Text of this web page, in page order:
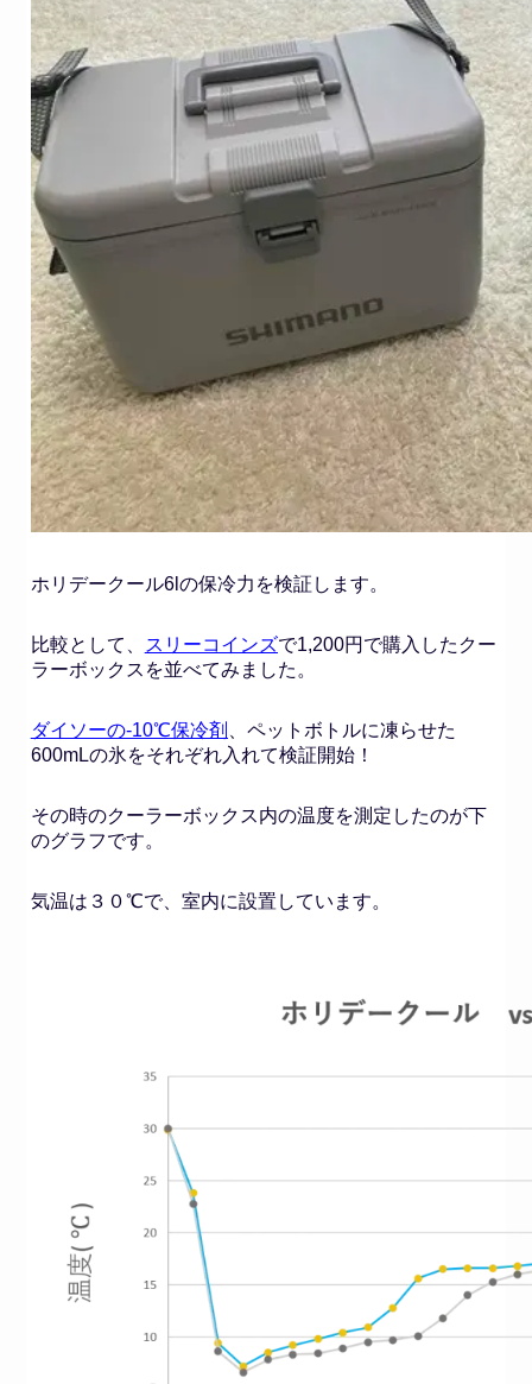
ホリデークール6lの保冷力を検証します。
比較として、 スリーコインズで1,200円で購入したクー
ラーボックスを並べてみました。
ダイソーの-10℃保冷剤
、ペットボトルに凍らせた
600mLの氷をそれぞれ入れて検証開始！
その時のクーラーボックス内の温度を測定したのが下
のグラフです。
気温は３０℃で、室内に設置しています。